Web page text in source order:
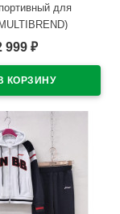
для
2 размер 32/128-
999 ₽